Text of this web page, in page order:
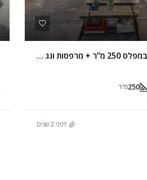
בלב תל אביב פנטהאוז במפלס 250 מ”ר + מרפסות וגג עם בריכה
250מ"ר
לפני 2 שנים